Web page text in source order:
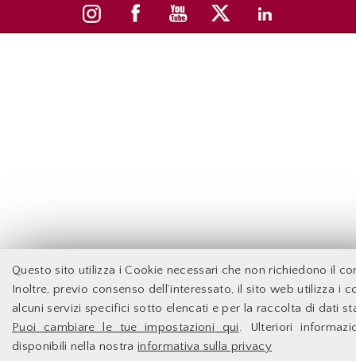
Questo sito utilizza i Cookie necessari che non richiedono il
Inoltre, previo consenso dell’interessato, il sito web utilizza i
alcuni servizi specifici sotto elencati e per la raccolta di dati
Puoi cambiare le tue impostazioni qui. Ulteriori
disponibili nella nostrainformativa sulla privacy